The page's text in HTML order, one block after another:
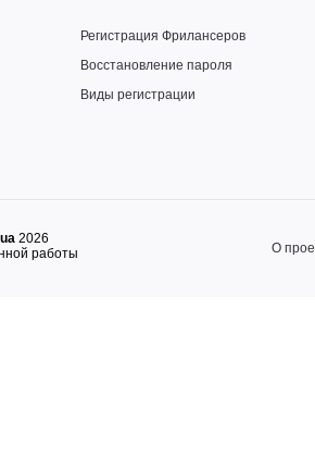
Регистрация Фрилансеров
Восстановление пароля
Виды регистрации
2026
работы
О